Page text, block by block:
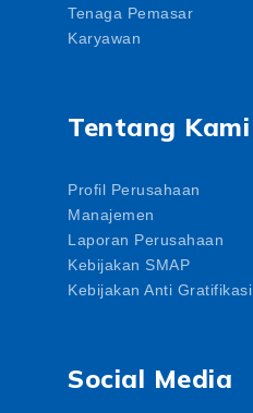
Tenaga Pemasar
Karyawan
Tentang Kami
Profil Perusahaan
Manajemen
Laporan Perusahaan
Kebijakan SMAP
Kebijakan Anti Gratifikasi
Social Media